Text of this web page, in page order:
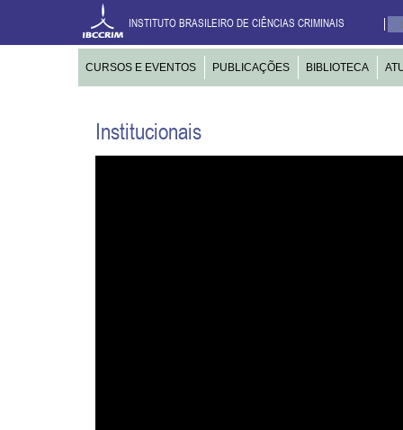
INSTITUTO BRASILEIRO DE CIÊNCIAS CRIMINAIS
CURSOS E EVENTOS PUBLICAÇÕES BIBLIOTECA
Institucionais